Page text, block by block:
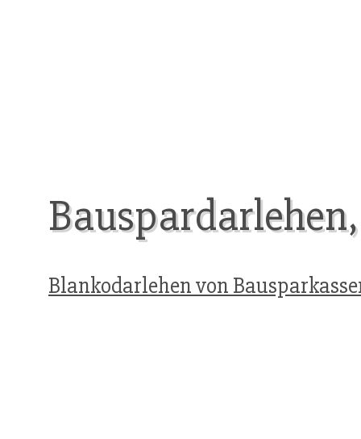
Blankodarlehen von